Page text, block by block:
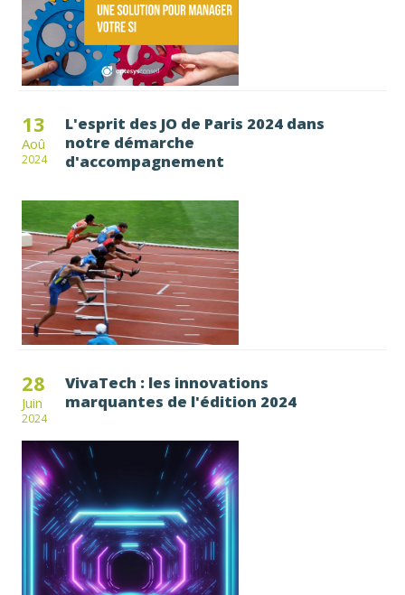
13
Aoû
2024
L'esprit des JO de Paris 2024 dans
notre démarche
d'accompagnement
28
Juin
2024
VivaTech : les innovations
marquantes de l'édition 2024